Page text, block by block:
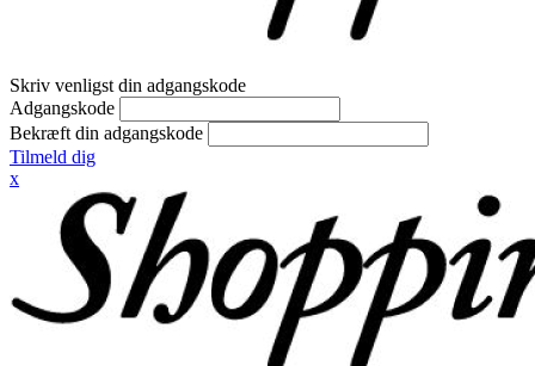
Skriv venligst din adgangskode
Adgangskode
Bekræft din adgangskode
Tilmeld dig
x